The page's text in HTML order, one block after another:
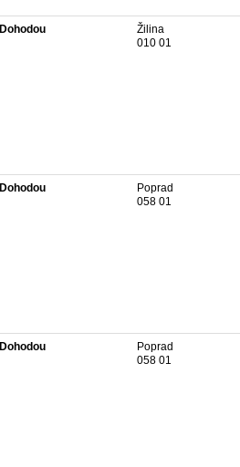
Dohodou
Žilina
010 01
Dohodou
Poprad
058 01
Dohodou
Poprad
058 01